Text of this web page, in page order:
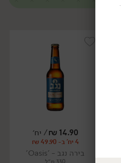
14.90
₪/ יח׳
4 יח' ב- 49.90 ₪
בירה נגב - 'Oasis'